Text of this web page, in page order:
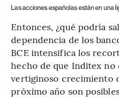
Las acciones españolas están en una
Entonces, ¿qué podría
dependencia de los
BCE intensifica los
hecho de que Inditex no
vertiginoso crecimiento
próximo año son